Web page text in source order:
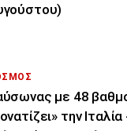
με 48
την